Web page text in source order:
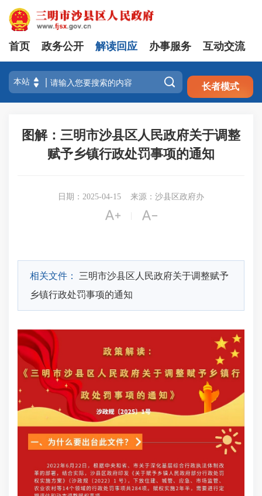
注册 登录
首页 政务公开 解读回应 办事服务 互动交流
 长者模式
图解：三明市沙县区人民政府关于调整
赋予乡镇行政处罚事项的通知
日期：2025-04-15 来源：沙县区政府办
 
相关文件：
三明市沙县区人民政府关于调整赋予
乡镇行政处罚事项的通知